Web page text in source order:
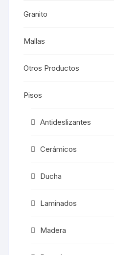
Granito
Mallas
Otros Productos
Pisos
Antideslizantes
Cerámicos
Ducha
Laminados
Madera